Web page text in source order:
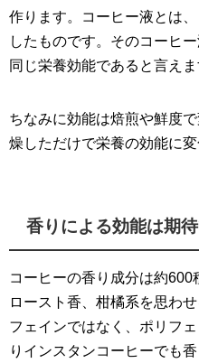
作ります。コーヒー液とは
したものです。そのコーヒ
同じ栄養効能であると言えま
ちなみに効能は焙煎や鮮度
燥しただけで栄養の効能に変
香りによる効能は期
コーヒーの香り成分は約600
ロースト香、柑橘系を思わ
フェインではなく、ポリフ
りインスタンコーヒーでも